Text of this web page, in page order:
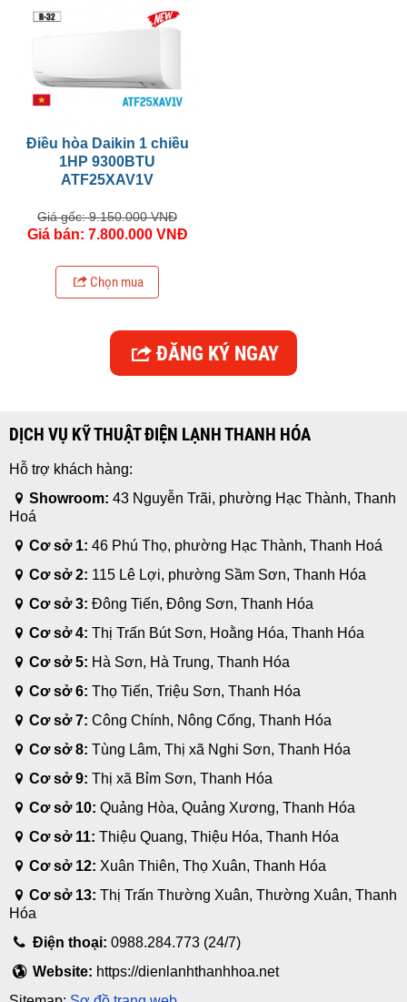
Điều hòa Daikin 1 chiều
1HP 9300BTU
ATF25XAV1V
Giá gốc: 9.150.000 VNĐ
Giá bán: 7.800.000 VNĐ
Chọn mua
ĐĂNG KÝ NGAY
DỊCH VỤ KỸ THUẬT ĐIỆN LẠNH THANH HÓA
Hỗ trợ khách hàng:
Showroom: 43 Nguyễn Trãi, phường Hạc Thành, Thanh
Hoá
Cơ sở 1: 46 Phú Thọ, phường Hạc Thành, Thanh Hoá
Cơ sở 2: 115 Lê Lợi, phường Sầm Sơn, Thanh Hóa
Cơ sở 3: Đông Tiến, Đông Sơn, Thanh Hóa
Cơ sở 4: Thị Trấn Bút Sơn, Hoằng Hóa, Thanh Hóa
Cơ sở 5: Hà Sơn, Hà Trung, Thanh Hóa
Cơ sở 6: Thọ Tiến, Triệu Sơn, Thanh Hóa
Cơ sở 7: Công Chính, Nông Cống, Thanh Hóa
Cơ sở 8: Tùng Lâm, Thị xã Nghi Sơn, Thanh Hóa
Cơ sở 9: Thị xã Bỉm Sơn, Thanh Hóa
Cơ sở 10: Quảng Hòa, Quảng Xương, Thanh Hóa
Cơ sở 11: Thiệu Quang, Thiệu Hóa, Thanh Hóa
Cơ sở 12: Xuân Thiên, Thọ Xuân, Thanh Hóa
Cơ sở 13: Thị Trấn Thường Xuân, Thường Xuân, Thanh
Hóa
Điện thoại:0988.284.773 (24/7)
Website: https://dienlanhthanhhoa.net